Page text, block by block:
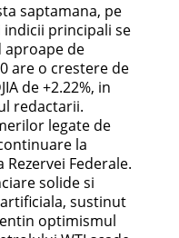
saptamana, pe
principali se
aproape de
are o crestere de
de +2.22%, in
redactarii.
legate de
la
Federale.
solide si
sustinut
optimismul